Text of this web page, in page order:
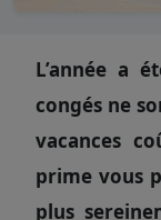
L’année a
congés ne
vacances
prime vous
plus